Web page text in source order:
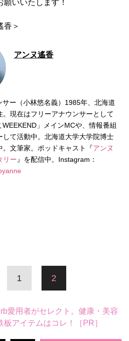
いいたします！
香＞
アンヌ遙香
サー（小林悠名義）1985年、北海道
。現在はフリーアナウンサーとして
」メインMCや、情報番組
して活動中。北海道大学大学院博士
。文筆家。ポッドキャスト『アンヌ
リー 』を配信中。Instagram：
1 2
愛用者がセレクト。健康・美容
板アイテムはコレ！［PR］